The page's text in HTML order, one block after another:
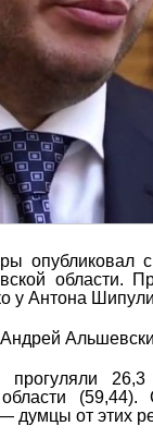
области.
у Антона
области
думцы от этих